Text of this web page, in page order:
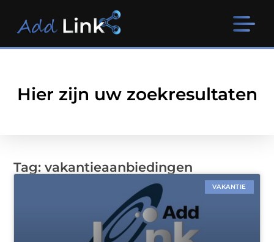
Hier zijn uw zoekresultaten
Tag: vakantieaanbiedingen
VAKANTIE